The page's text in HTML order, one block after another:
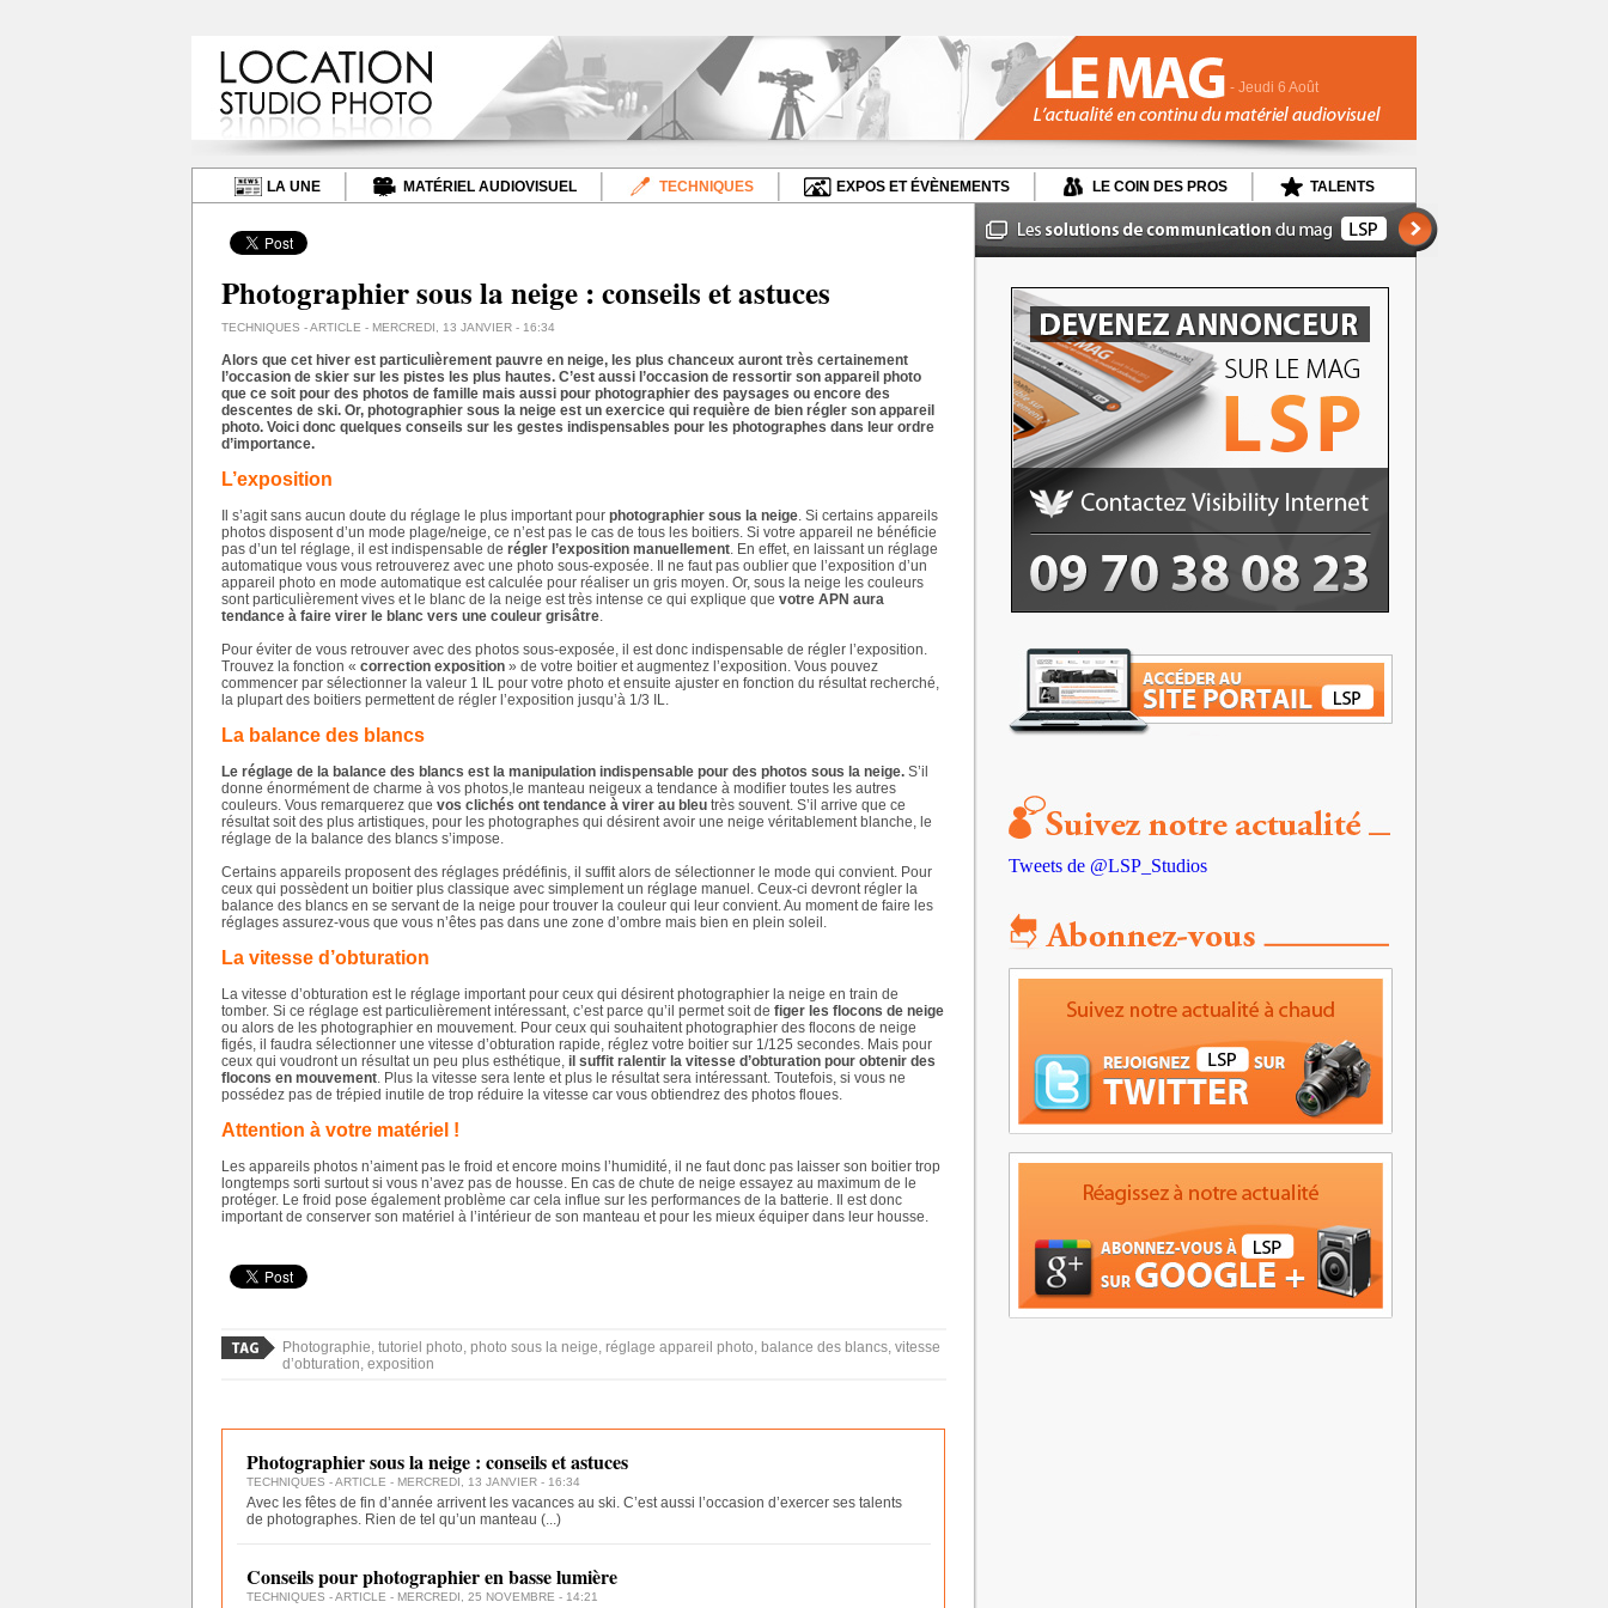
- Jeudi 6 Août
LA UNE MATÉRIEL AUDIOVISUEL TECHNIQUES EXPOS ET ÉVÈNEMENTS LE COIN DES PROS TALENTS
Photographier sous la neige : conseils et astuces
TECHNIQUES - ARTICLE - MERCREDI, 13 JANVIER - 16:34
Alors que cet hiver est particulièrement pauvre en neige, les plus chanceux auront très certainement
l’occasion de skier sur les pistes les plus hautes. C’est aussi l’occasion de ressortir son appareil photo
que ce soit pour des photos de famille mais aussi pour photographier des paysages ou encore des
descentes de ski. Or, photographier sous la neige est un exercice qui requière de bien régler son appareil
photo. Voici donc quelques conseils sur les gestes indispensables pour les photographes dans leur ordre
d’importance.
L’exposition
Il s’agit sans aucun doute du réglage le plus important pour photographier sous la neige. Si certains appareils
photos disposent d’un mode plage/neige, ce n’est pas le cas de tous les boitiers. Si votre appareil ne bénéficie
pas d’un tel réglage, il est indispensable de régler l’exposition manuellement. En effet, en laissant un réglage
automatique vous vous retrouverez avec une photo sous-exposée. Il ne faut pas oublier que l’exposition d’un
appareil photo en mode automatique est calculée pour réaliser un gris moyen. Or, sous la neige les couleurs
sont particulièrement vives et le blanc de la neige est très intense ce qui explique que votre APN aura
tendance à faire virer le blanc vers une couleur grisâtre.
Pour éviter de vous retrouver avec des photos sous-exposée, il est donc indispensable de régler l’exposition.
Trouvez la fonction « correction exposition » de votre boitier et augmentez l’exposition. Vous pouvez
commencer par sélectionner la valeur 1 IL pour votre photo et ensuite ajuster en fonction du résultat recherché,
la plupart des boitiers permettent de régler l’exposition jusqu’à 1/3 IL.
La balance des blancs
Le réglage de la balance des blancs est la manipulation indispensable pour des photos sous la neige. S’il
donne énormément de charme à vos photos,le manteau neigeux a tendance à modifier toutes les autres
couleurs. Vous remarquerez que vos clichés ont tendance à virer au bleu très souvent. S’il arrive que ce
résultat soit des plus artistiques, pour les photographes qui désirent avoir une neige véritablement blanche, le
réglage de la balance des blancs s’impose.
Certains appareils proposent des réglages prédéfinis, il suffit alors de sélectionner le mode qui convient. Pour
ceux qui possèdent un boitier plus classique avec simplement un réglage manuel. Ceux-ci devront régler la
balance des blancs en se servant de la neige pour trouver la couleur qui leur convient. Au moment de faire les
réglages assurez-vous que vous n’êtes pas dans une zone d’ombre mais bien en plein soleil.
La vitesse d’obturation
La vitesse d’obturation est le réglage important pour ceux qui désirent photographier la neige en train de
tomber. Si ce réglage est particulièrement intéressant, c’est parce qu’il permet soit de figer les flocons de neige
ou alors de les photographier en mouvement. Pour ceux qui souhaitent photographier des flocons de neige
figés, il faudra sélectionner une vitesse d’obturation rapide, réglez votre boitier sur 1/125 secondes. Mais pour
ceux qui voudront un résultat un peu plus esthétique, il suffit ralentir la vitesse d’obturation pour obtenir des
flocons en mouvement. Plus la vitesse sera lente et plus le résultat sera intéressant. Toutefois, si vous ne
possédez pas de trépied inutile de trop réduire la vitesse car vous obtiendrez des photos floues.
Attention à votre matériel !
Les appareils photos n’aiment pas le froid et encore moins l’humidité, il ne faut donc pas laisser son boitier trop
longtemps sorti surtout si vous n’avez pas de housse. En cas de chute de neige essayez au maximum de le
protéger. Le froid pose également problème car cela influe sur les performances de la batterie. Il est donc
important de conserver son matériel à l’intérieur de son manteau et pour les mieux équiper dans leur housse.
Photographie, tutoriel photo, photo sous la neige, réglage appareil photo, balance des blancs, vitesse
d’obturation, exposition
Photographier sous la neige : conseils et astuces
TECHNIQUES - ARTICLE - MERCREDI, 13 JANVIER - 16:34
Avec les fêtes de fin d’année arrivent les vacances au ski. C’est aussi l’occasion d’exercer ses talents
de photographes. Rien de tel qu’un manteau (...)
Conseils pour photographier en basse lumière
TECHNIQUES - ARTICLE - MERCREDI, 25 NOVEMBRE - 14:21
Tweets de @LSP_Studios